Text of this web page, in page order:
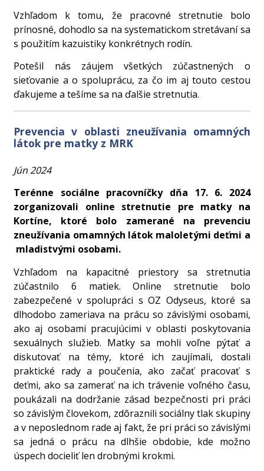
Vzhľadom k tomu, že pracovné stretnutie bolo
prínosné, dohodlo sa na systematickom stretávaní sa
s použitím kazuistiky konkrétnych rodín.
Potešil nás záujem všetkých zúčastnených o
sieťovanie a o spoluprácu, za čo im aj touto cestou
ďakujeme a tešíme sa na ďalšie stretnutia.
Prevencia v oblasti zneužívania omamných
látok pre matky z MRK
Jún 2024
Terénne sociálne pracovníčky dňa 17. 6. 2024
zorganizovali online stretnutie pre matky na
Kortíne, ktoré bolo zamerané na prevenciu
zneužívania omamných látok maloletými deťmi a
mladistvými osobami.
Vzhľadom na kapacitné priestory sa stretnutia
zúčastnilo 6 matiek. Online stretnutie bolo
zabezpečené v spolupráci s OZ Odyseus, ktoré sa
dlhodobo zameriava na prácu so závislými osobami,
ako aj osobami pracujúcimi v oblasti poskytovania
sexuálnych služieb. Matky sa mohli voľne pýtať a
diskutovať na témy, ktoré ich zaujímali, dostali
praktické rady a poučenia, ako začať pracovať s
deťmi, ako sa zamerať na ich trávenie voľného času,
poukázali na dodržanie zásad bezpečnosti pri práci
so závislým človekom, zdôraznili sociálny tlak skupiny
a v neposlednom rade aj fakt, že pri práci so závislými
sa jedná o prácu na dlhšie obdobie, kde možno
úspech docieliť len drobnými krokmi.